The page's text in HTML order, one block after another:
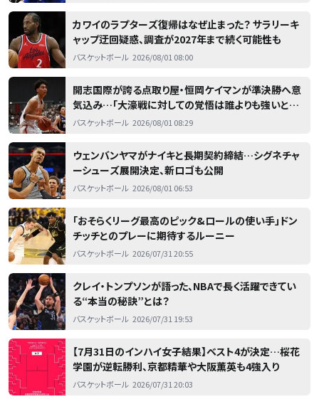
カワイのラプターズ復帰はなぜ止まった？ サラリーキ
ャップ迂回疑惑、調査が2027年まで続く可能性も
バスケットボール 2026/08/01 08:00
開志国際が誇る点取り屋・恒岡ケイマンが準決勝へ意
気込み…「大濠戦に対しての覚悟は誰よりも強いと思
う」
バスケットボール 2026/08/01 08:29
ウェンバンヤマがナイキと長期契約締結…シグネチャ
ーシューズ展開決定、新ロゴも公開
バスケットボール 2026/08/01 06:53
「おそらくリーグ最高のピック&ロールの使い手」ドン
チッチとのプレーに期待するルーニー
バスケットボール 2026/07/31 20:55
クレイ・トンプソンが語った、NBAで長く活躍できてい
る“本当の秘訣”とは？
バスケットボール 2026/07/31 19:53
【7月31日のインハイ女子結果】ベスト4が決定…桜花
学園が逆転勝利、京都精華や大阪薫英も4強入り
バスケットボール 2026/07/31 20:03